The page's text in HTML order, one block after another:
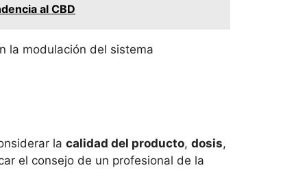
al CBD
la modulación del sistema
la calidad del producto, dosis,
el consejo de un profesional de la